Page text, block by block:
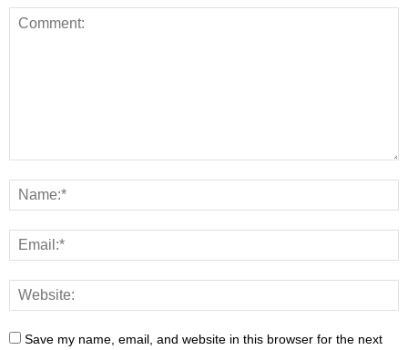
Save my name, email, and website in this browser for the next